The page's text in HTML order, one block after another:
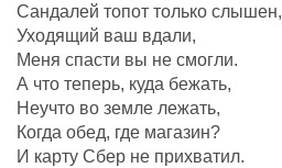
Сандалей топот только слышен,
Уходящий ваш вдали,
Меня спасти вы не смогли.
А что теперь, куда бежать,
Неучто во земле лежать,
Когда обед, где магазин?
И карту Сбер не прихватил.